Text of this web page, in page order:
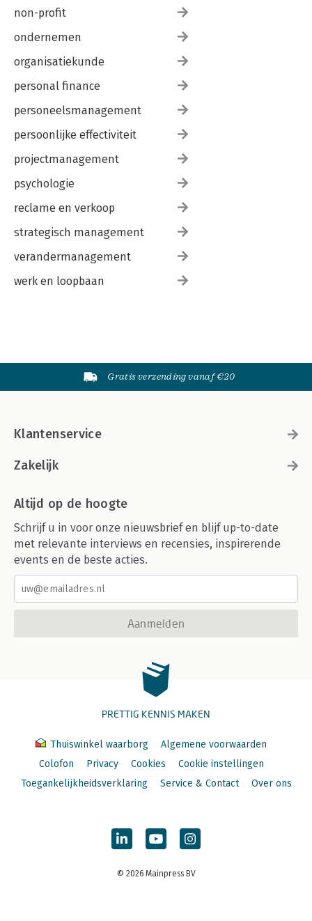
non-profit
ondernemen
organisatiekunde
personal finance
personeelsmanagement
persoonlijke effectiviteit
projectmanagement
psychologie
reclame en verkoop
strategisch management
verandermanagement
werk en loopbaan
Gratis verzending vanaf €20
Klantenservice
Zakelijk
Altijd op de hoogte
Schrijf u in voor onze nieuwsbrief en blijf up-to-date
met relevante interviews en recensies, inspirerende
events en de beste acties.
Aanmelden
PRETTIG KENNIS MAKEN
Thuiswinkel waarborg
Algemene voorwaarden
Colofon
Privacy Cookies
Cookie instellingen
Toegankelijkheidsverklaring
Service & Contact Over ons
© 2026 Mainpress BV